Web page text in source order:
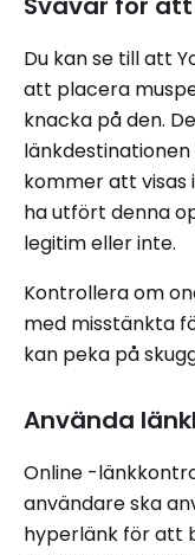
Du kan se till att
att placera
knacka på den.
länkdestinationen
kommer att
ha utfört denna
legitim eller inte.
Kontrollera om
med misstänkta
kan peka på
Använda
Online -
användare ska
hyperlänk för att